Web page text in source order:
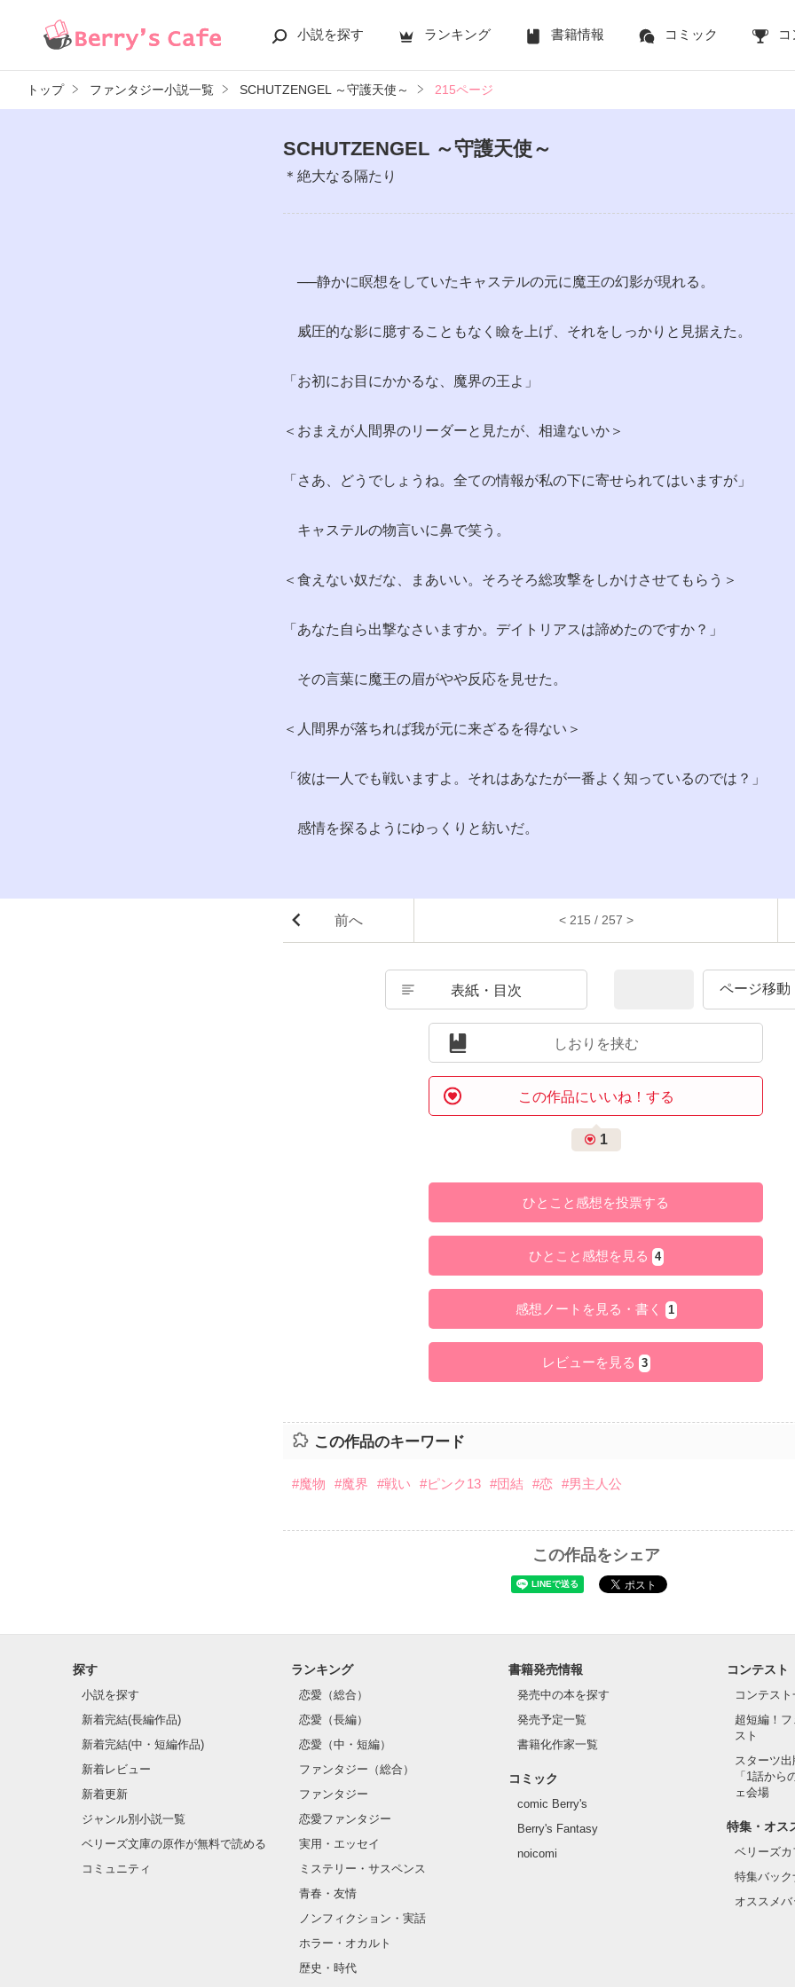
小説を探す ランキング 書籍情報 コミック
トップ ファンタジー小説一覧 SCHUTZENGEL ～守護天使～ 215ページ
SCHUTZENGEL ～守護天使～
＊絶大なる隔たり
──静かに瞑想をしていたキャステルの元に魔王の幻影が現れる。
威圧的な影に臆することもなく瞼を上げ、それをしっかりと見据えた。
「お初にお目にかかるな、魔界の王よ」
＜おまえが人間界のリーダーと見たが、相違ないか＞
「さあ、どうでしょうね。全ての情報が私の下に寄せられてはいますが」
キャステルの物言いに鼻で笑う。
＜食えない奴だな、まあいい。そろそろ総攻撃をしかけさせてもらう＞
「あなた自ら出撃なさいますか。デイトリアスは諦めたのですか？」
その言葉に魔王の眉がやや反応を見せた。
＜人間界が落ちれば我が元に来ざるを得ない＞
「彼は一人でも戦いますよ。それはあなたが一番よく知っているのでは？」
感情を探るようにゆっくりと紡いだ。
前へ < 215 / 257 >
表紙・目次
しおりを挟む
この作品にいいね！する
1
ひとこと感想を投票する
ひとこと感想を見る 4
感想ノートを見る・書く 1
レビューを見る 3
この作品のキーワード
#魔物 #魔界 #戦い #ピンク13 #団結 #恋 #男主人公
この作品をシェア
探す
小説を探す
新着完結(長編作品)
新着完結(中・短編作品)
新着レビュー
新着更新
ジャンル別小説一覧
ベリーズ文庫の原作が無料で読める
コミュニティ
ランキング
恋愛（総合）
恋愛（長編）
恋愛（中・短編）
ファンタジー（総合）
ファンタジー
恋愛ファンタジー
実用・エッセイ
ミステリー・サスペンス
青春・友情
ノンフィクション・実話
ホラー・オカルト
歴史・時代
書籍発売情報
発売中の本を探す
発売予定一覧
書籍化作家一覧
コミック
comic Berry's
Berry's Fantasy
noicomi
コンテスト
コンテス
超短編！
スト
スターツ
「1話から
ェ会場
特集・オス
ベリーズ
特集バッ
オススメ